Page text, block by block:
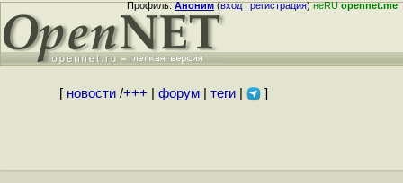
Профиль:Аноним(вход|регистрация)неRUopennet.me
[ новости/+++ форум| теги| ]